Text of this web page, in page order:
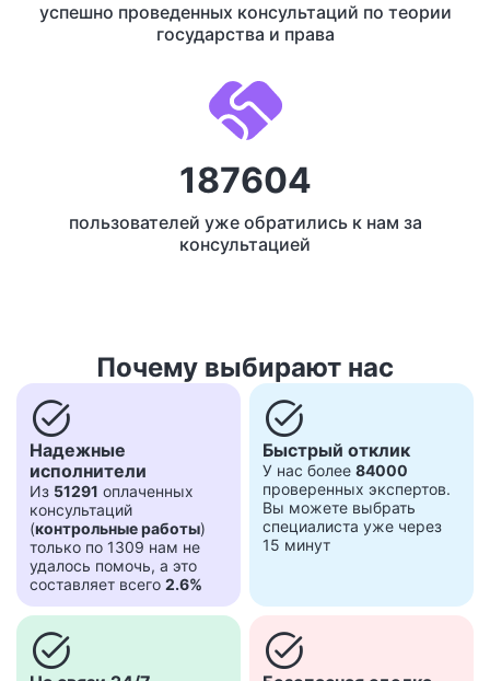
успешно проведенных консультаций по теории
государства и права
187604
пользователей уже обратились к нам за
консультацией
Почему выбирают нас
task_alt
Надежные
исполнители
Из 51291 оплаченных
консультаций
(контрольные работы)
только по 1309 нам не
удалось помочь, а это
составляет всего 2.6%
task_alt
Быстрый отклик
У нас более 84000
проверенных экспертов.
Вы можете выбрать
специалиста уже через
15 минут
task_alt task_alt